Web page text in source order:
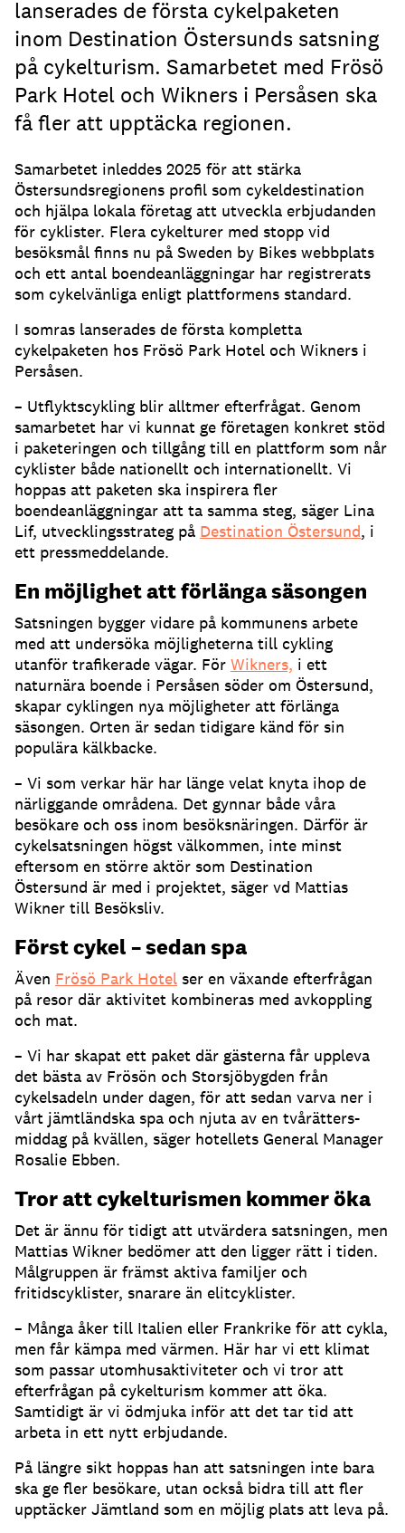
lanserades de första cykelpaketen
inom Destination Östersunds satsning
på cykelturism. Samarbetet med Frösö
Park Hotel och Wikners i Persåsen ska
få fler att upptäcka regionen.
Samarbetet inleddes 2025 för att stärka
Östersundsregionens profil som cykeldestination
och hjälpa lokala företag att utveckla erbjudanden
för cyklister. Flera cykelturer med stopp vid
besöksmål finns nu på Sweden by Bikes webbplats
och ett antal boendeanläggningar har registrerats
som cykelvänliga enligt plattformens standard.
I somras lanserades de första kompletta
cykelpaketen hos Frösö Park Hotel och Wikners i
Persåsen.
– Utflyktscykling blir alltmer efterfrågat. Genom
samarbetet har vi kunnat ge företagen konkret stöd
i paketeringen och tillgång till en plattform som når
cyklister både nationellt och internationellt. Vi
hoppas att paketen ska inspirera fler
boendeanläggningar att ta samma steg, säger Lina
Lif, utvecklingsstrateg på Destination Östersund, i
ett pressmeddelande.
En möjlighet att förlänga säsongen
Satsningen bygger vidare på kommunens arbete
med att undersöka möjligheterna till cykling
utanför trafikerade vägar. För Wikners, i ett
naturnära boende i Persåsen söder om Östersund,
skapar cyklingen nya möjligheter att förlänga
säsongen. Orten är sedan tidigare känd för sin
populära kälkbacke.
– Vi som verkar här har länge velat knyta ihop de
närliggande områdena. Det gynnar både våra
besökare och oss inom besöksnäringen. Därför är
cykelsatsningen högst välkommen, inte minst
eftersom en större aktör som Destination
Östersund är med i projektet, säger vd Mattias
Wikner till Besöksliv.
Först cykel – sedan spa
Även Frösö Park Hotel ser en växande efterfrågan
på resor där aktivitet kombineras med avkoppling
och mat.
– Vi har skapat ett paket där gästerna får uppleva
det bästa av Frösön och Storsjöbygden från
cykelsadeln under dagen, för att sedan varva ner i
vårt jämtländska spa och njuta av en tvårätters-
middag på kvällen, säger hotellets General Manager
Rosalie Ebben.
Tror att cykelturismen kommer öka
Det är ännu för tidigt att utvärdera satsningen, men
Mattias Wikner bedömer att den ligger rätt i tiden.
Målgruppen är främst aktiva familjer och
fritidscyklister, snarare än elitcyklister.
– Många åker till Italien eller Frankrike för att cykla,
men får kämpa med värmen. Här har vi ett klimat
som passar utomhusaktiviteter och vi tror att
efterfrågan på cykelturism kommer att öka.
Samtidigt är vi ödmjuka inför att det tar tid att
arbeta in ett nytt erbjudande.
På längre sikt hoppas han att satsningen inte bara
ska ge fler besökare, utan också bidra till att fler
upptäcker Jämtland som en möjlig plats att leva på.